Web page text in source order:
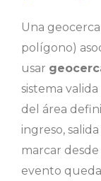
Una
polígono)
usar
sistema
del área
ingreso,
marcar
evento